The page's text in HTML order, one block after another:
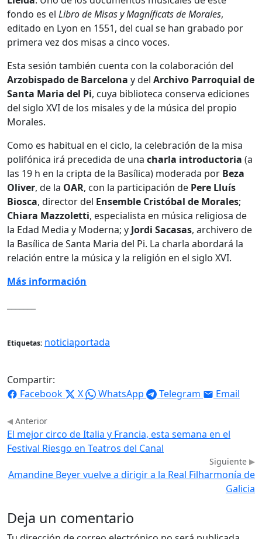
fondo es el Libro de Misas y Magníficats de Morales,
editado en Lyon en 1551, del cual se han grabado por
primera vez dos misas a cinco voces.
Esta sesión también cuenta con la colaboración del
Arzobispado de Barcelona y del Archivo Parroquial de
Santa Maria del Pi, cuya biblioteca conserva ediciones
del siglo XVI de los misales y de la música del propio
Morales.
Como es habitual en el ciclo, la celebración de la misa
polifónica irá precedida de una charla introductoria (a
las 19 h en la cripta de la Basílica) moderada por Beza
Oliver, de la OAR, con la participación de Pere Lluís
Biosca, director del Ensemble Cristóbal de Morales;
Chiara Mazzoletti, especialista en música religiosa de
la Edad Media y Moderna; y Jordi Sacasas, archivero de
la Basílica de Santa Maria del Pi. La charla abordará la
relación entre la música y la religión en el siglo XVI.
Más información
Etiquetas: noticiaportada
Compartir:
Facebook
X WhatsApp Telegram Email
Anterior
El mejor circo de Italia y Francia, esta semana en el
Festival Riesgo en Teatros del Canal
Siguiente
Amandine Beyer vuelve a dirigir a la Real Filharmonía de
Galicia
Deja un comentario